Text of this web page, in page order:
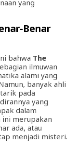
yang
Benar
bahwa The
ilmuwan
alami yang
banyak ahli
pada
yang
dalam
merupakan
ada, atau
menjadi misteri.